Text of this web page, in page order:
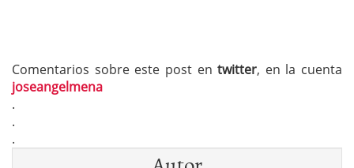
Comentarios sobre este post entwitter, en la cuenta
joseangelmena
.
.
.